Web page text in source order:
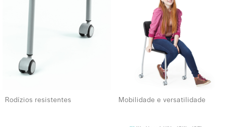
Rodízios resistentes Mobilidade e versatilidade